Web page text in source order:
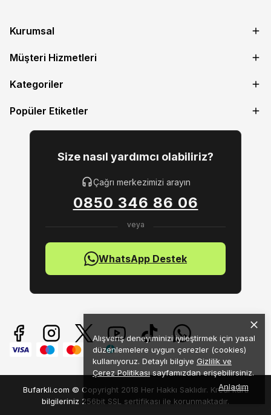
Alışveriş deneyiminizi iyileştirmek için yasal
düzenlemelere uygun çerezler (cookies)
kullanıyoruz. Detaylı bilgiye Gizlilik ve
Çerez Politikası sayfamızdan erişebilirsiniz.
Anladım
Kurumsal
Müşteri Hizmetleri
Kategoriler
Popüler Etiketler
Size nasıl yardımcı olabiliriz?
Çağrı merkezimizi arayın
0850 346 86 06
WhatsApp Destek
Bufarkli.com © Copyright 2018 Her Hakkı Saklıdır. Kredi kartı
bilgileriniz 256bit SSL sertifikası ile korunmaktadır.